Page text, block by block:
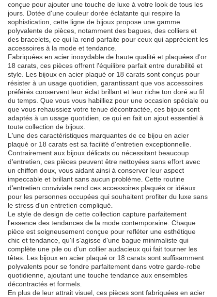
conçue pour ajouter une touche de luxe à votre look de tous les
jours. Dotée d'une couleur dorée éclatante qui respire la
sophistication, cette ligne de bijoux propose une gamme
polyvalente de pièces, notamment des bagues, des colliers et
des bracelets, ce qui la rend parfaite pour ceux qui apprécient les
accessoires à la mode et tendance.
Fabriquées en acier inoxydable de haute qualité et plaquées d'or
18 carats, ces pièces offrent l'équilibre parfait entre durabilité et
style. Les bijoux en acier plaqué or 18 carats sont conçus pour
résister à un usage quotidien, garantissant que vos accessoires
préférés conservent leur éclat brillant et leur riche ton doré au fil
du temps. Que vous vous habilliez pour une occasion spéciale ou
que vous rehaussiez votre tenue décontractée, ces bijoux sont
adaptés à un usage quotidien, ce qui en fait un ajout essentiel à
toute collection de bijoux.
L'une des caractéristiques marquantes de ce bijou en acier
plaqué or 18 carats est sa facilité d'entretien exceptionnelle.
Contrairement aux bijoux délicats ou nécessitant beaucoup
d'entretien, ces pièces peuvent être nettoyées sans effort avec
un chiffon doux, vous aidant ainsi à conserver leur aspect
impeccable et brillant sans aucun problème. Cette routine
d'entretien conviviale rend ces accessoires plaqués or idéaux
pour les personnes occupées qui souhaitent profiter du luxe sans
le stress d'un entretien compliqué.
Le style de design de cette collection capture parfaitement
l'essence des tendances de la mode contemporaine. Chaque
pièce est soigneusement conçue pour refléter une esthétique
chic et tendance, qu'il s'agisse d'une bague minimaliste qui
complète une pile ou d'un collier audacieux qui fait tourner les
têtes. Les bijoux en acier plaqué or 18 carats sont suffisamment
polyvalents pour se fondre parfaitement dans votre garde-robe
quotidienne, ajoutant une touche tendance aux ensembles
décontractés et formels.
En plus de leur attrait visuel, ces pièces sont fabriquées en acier